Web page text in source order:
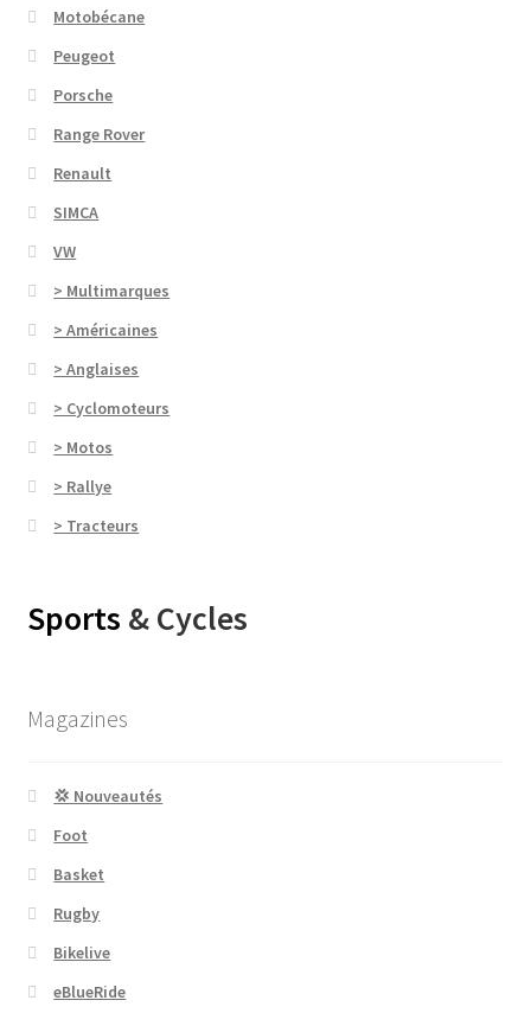
Motobécane
Peugeot
Porsche
Range Rover
Renault
SIMCA
VW
> Multimarques
> Américaines
> Anglaises
> Cyclomoteurs
> Motos
> Rallye
> Tracteurs
Sports & Cycles
Magazines
💢 Nouveautés
Foot
Basket
Rugby
Bikelive
eBlueRide